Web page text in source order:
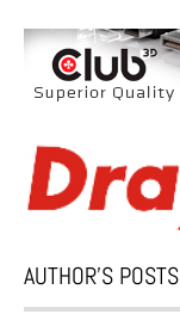
AUTHOR’S POSTS